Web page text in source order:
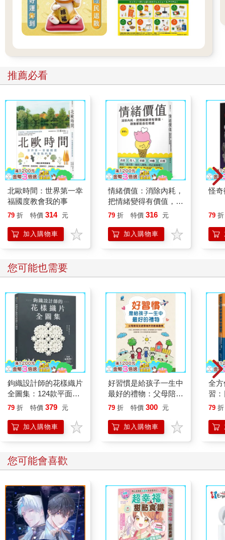
推薦必看
北歐時間：世界第一幸
福國度教會我的事
79 折 特價 314 元
加入購物車
情緒價值：消除內耗，
把情緒變得有價值，跟
誰都能自在相處
79 折 特價 316 元
加入購物車
怪
79 折
您可能也需要
鉤織設計師的花樣織片
全圖集：124款平面與
立體的日系唯美造型，
包、毯子，自由應用！
79 折 特價 379 元
加入購物車
好習慣是給孩子一生中
最好的禮物：父母陪兒
女遊學海外的教養趣事
79 折 特價 300 元
加入購物車
全
習
法
79 折
您可能會喜歡